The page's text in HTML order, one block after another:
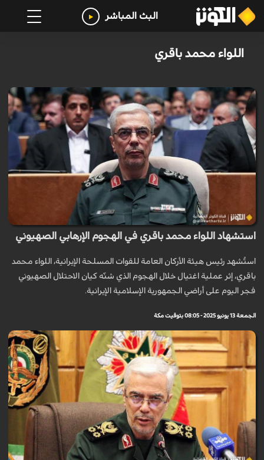
البث المباشر
اللواء محمد باقري
استشهاد اللواء محمد باقري في الهجوم الإرهابي الصهيوني
استُشهد رئيس هيئة الأركان العامة للقوات المسلحة الإيرانية، اللواء محمد
باقري، إثر عملية اغتيال خلال الهجوم الذي شنّه كيان الاحتلال الصهيوني
فجر اليوم على أراضي الجمهورية الإسلامية الإيرانية.
الجمعة 13 يونيو 2025 - 08:05 بتوقيت مكة